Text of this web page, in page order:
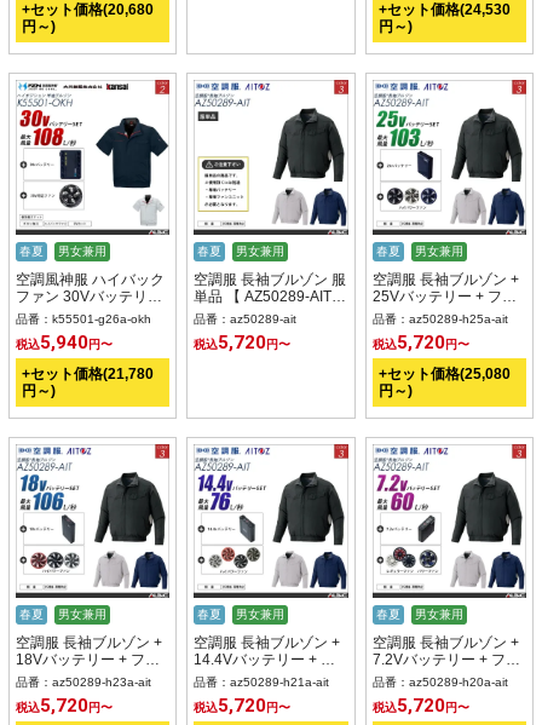
+セット価格(20,680
円～)
+セット価格(24,530
円～)
春夏 男女兼用
空調風神服 ハイバック
ファン 30Vバッテリー
+ ファンset 【K55501-
G26A-OKH】
品番：k55501-g26a-okh
税込5,940円〜
+セット価格(21,780
円～)
春夏 男女兼用
空調服 長袖ブルゾン 服
単品 【 AZ50289-AIT
】
品番：az50289-ait
税込5,720円〜
春夏 男女兼用
空調服 長袖ブルゾン +
25Vバッテリー + ファ
ン set 【 AZ50289-
H25A-AIT 】
品番：az50289-h25a-ait
税込5,720円〜
+セット価格(25,080
円～)
春夏 男女兼用
空調服 長袖ブルゾン +
18Vバッテリー + ファ
ン set 【 AZ50289-
H23A-AIT 】
品番：az50289-h23a-ait
税込5,720円〜
春夏 男女兼用
空調服 長袖ブルゾン +
14.4Vバッテリー + フ
ァン set 【 AZ50289-
H21A-AIT 】
品番：az50289-h21a-ait
税込5,720円〜
春夏 男女兼用
空調服 長袖ブルゾン +
7.2Vバッテリー + ファ
ン set 【 AZ50289-
H20A-AIT 】
品番：az50289-h20a-ait
税込5,720円〜